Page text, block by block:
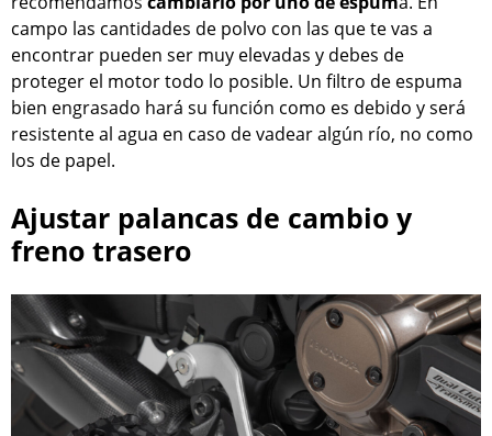
campo las cantidades de polvo con las que te vas a
encontrar pueden ser muy elevadas y debes de
proteger el motor todo lo posible. Un filtro de espuma
bien engrasado hará su función como es debido y será
resistente al agua en caso de vadear algún río, no como
los de papel.
Ajustar palancas de cambio y
freno trasero